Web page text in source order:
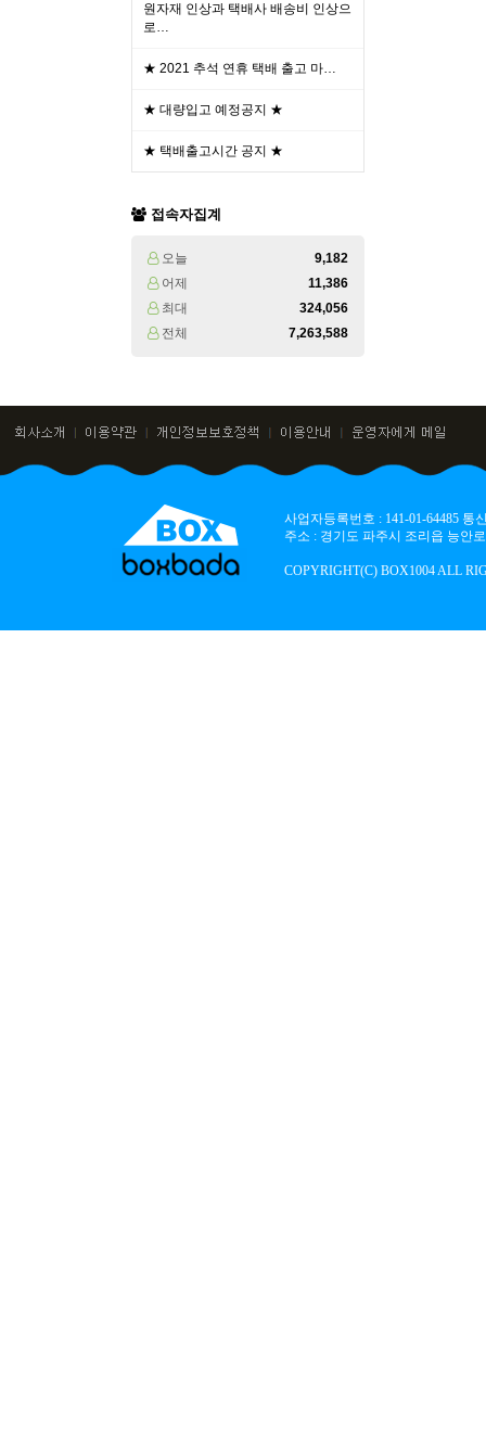
원자재 인상과 택배사 배송비 인상으
로…
★ 2021 추석 연휴 택배 출고 마…
★ 대량입고 예정공지 ★
★ 택배출고시간 공지 ★
접속자집계
오늘
9,182
어제
11,386
최대
324,056
전체
7,263,588
사업자등록번호 : 141-01-64485
주소 : 경기도 파주시 조리읍 능안
COPYRIGHT(C) BOX1004 ALL